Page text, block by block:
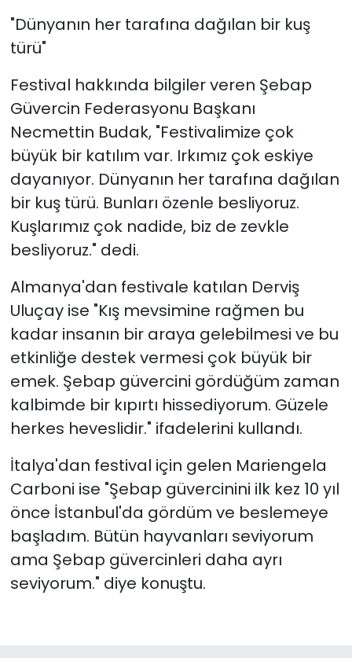
"Dünyanın her tarafına dağılan bir kuş
türü"
Festival hakkında bilgiler veren Şebap
Güvercin Federasyonu Başkanı
Necmettin Budak, "Festivalimize çok
büyük bir katılım var. Irkımız çok eskiye
dayanıyor. Dünyanın her tarafına dağılan
bir kuş türü. Bunları özenle besliyoruz.
Kuşlarımız çok nadide, biz de zevkle
besliyoruz." dedi.
Almanya'dan festivale katılan Derviş
Uluçay ise "Kış mevsimine rağmen bu
kadar insanın bir araya gelebilmesi ve bu
etkinliğe destek vermesi çok büyük bir
emek. Şebap güvercini gördüğüm zaman
kalbimde bir kıpırtı hissediyorum. Güzele
herkes heveslidir." ifadelerini kullandı.
İtalya'dan festival için gelen Mariengela
Carboni ise "Şebap güvercinini ilk kez 10 yıl
önce İstanbul'da gördüm ve beslemeye
başladım. Bütün hayvanları seviyorum
ama Şebap güvercinleri daha ayrı
seviyorum." diye konuştu.